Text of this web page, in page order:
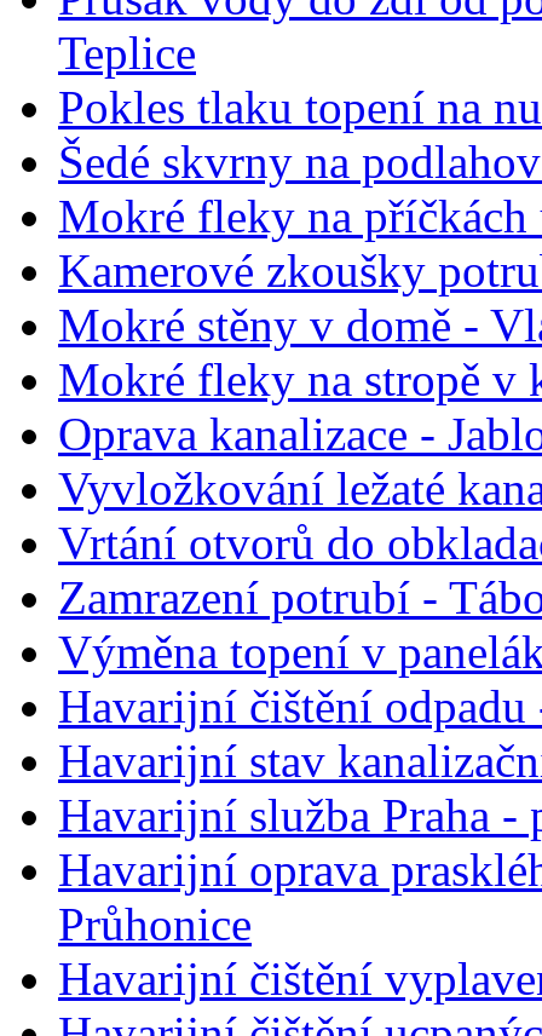
Teplice
Pokles tlaku topení na
Šedé skvrny na
Mokré fleky na
Kamerové zkoušky
Mokré stěny v domě -
Mokré fleky na stropě v
Oprava kanalizace -
Vyvložkování ležaté
Vrtání otvorů do
Zamrazení potrubí -
Výměna topení v
Havarijní čištění odpadu
Havarijní stav
Havarijní služba Praha -
Havarijní oprava
Průhonice
Havarijní čištění